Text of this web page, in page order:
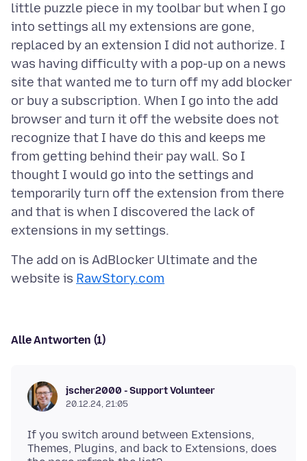
little puzzle piece in my toolbar but when I go
into settings all my extensions are gone,
replaced by an extension I did not authorize. I
was having difficulty with a pop-up on a news
site that wanted me to turn off my add blocker
or buy a subscription. When I go into the add
browser and turn it off the website does not
recognize that I have do this and keeps me
from getting behind their pay wall. So I
thought I would go into the settings and
temporarily turn off the extension from there
and that is when I discovered the lack of
The add on is AdBlocker Ultimate and the
website is RawStory.com
Alle Antworten (1)
jscher2000 - Support Volunteer
20.12.24, 21:05
If you switch around between Extensions,
Themes, Plugins, and back to Extensions, does